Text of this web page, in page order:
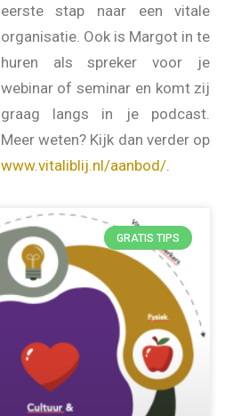
eerste stap naar een vitale
organisatie. Ook is Margot in te
huren als spreker voor je
webinar of seminar en komt zij
graag langs in je podcast.
Meer weten? Kijk dan verder op
www.vitaliblij.nl/aanbod/.
GRATIS TIPS